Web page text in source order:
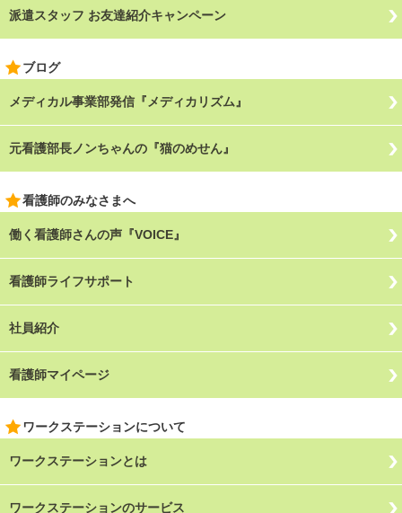
派遣スタッフ お友達紹介キャンペーン
ブログ
メディカル事業部発信『メディカリズム』
元看護部長ノンちゃんの『猫のめせん』
看護師のみなさまへ
働く看護師さんの声『VOICE』
看護師ライフサポート
社員紹介
看護師マイページ
ワークステーションについて
ワークステーションとは
ワークステーションのサービス